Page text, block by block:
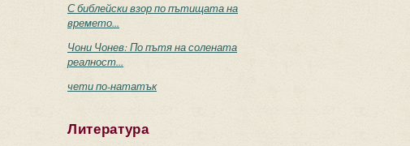
С библейски взор по пътищата на
времето...
Чони Чонев: По пътя на солената
реалност...
чети по-нататък
Литература